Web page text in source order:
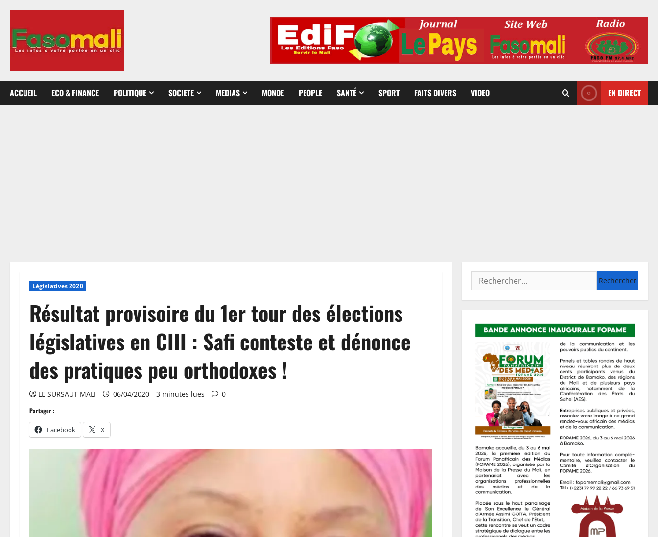
contenu
ACCUEIL ECO & FINANCE POLITIQUE SOCIETE MEDIAS MONDE PEOPLE SANTÉ SPORT FAITS DIVERS VIDEO EN DIRECT
Législatives 2020
Résultat provisoire du 1er tour des élections
législatives en CIII : Safi conteste et dénonce
des pratiques peu orthodoxes !
LE SURSAUT MALI 06/04/2020 3 minutes lues 0
Partager :
Facebook X
Rechercher :